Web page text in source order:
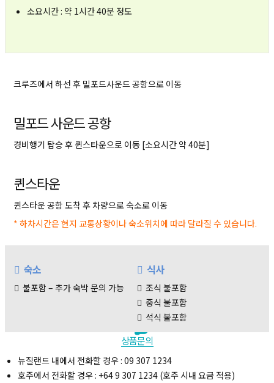
소요시간 : 약 1시간 40분 정도
크루즈에서 하선 후 밀포드사운드 공항으로 이동
밀포드 사운드 공항
경비행기 탑승 후 퀸스타운으로 이동 [소요시간 약 40분]
퀸스타운
퀸스타운 공항 도착 후 차량으로 숙소로 이동
* 하차시간은 현지 교통상황이나 숙소위치에 따라 달라질 수 있습니다.
숙소
불포함 – 추가 숙박 문의 가능
식사
조식 불포함
중식 불포함
석식 불포함
투어정보 투어일정 예약안내 유의사항
상품문의
뉴질랜드 내에서 전화할 경우 : 09 307 1234
호주에서 전화할 경우 : +64 9 307 1234 (호주 시내 요금 적용)